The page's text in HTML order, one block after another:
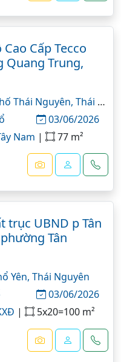
Cấp Tecco
Quang Trung,
Thái Nguyên,Thái Nguyên
03/06/2026
Nam | 77 m²
trục UBND p Tân
Tân
Yên,Thái Nguyên
03/06/2026
| 5x20=100 m²